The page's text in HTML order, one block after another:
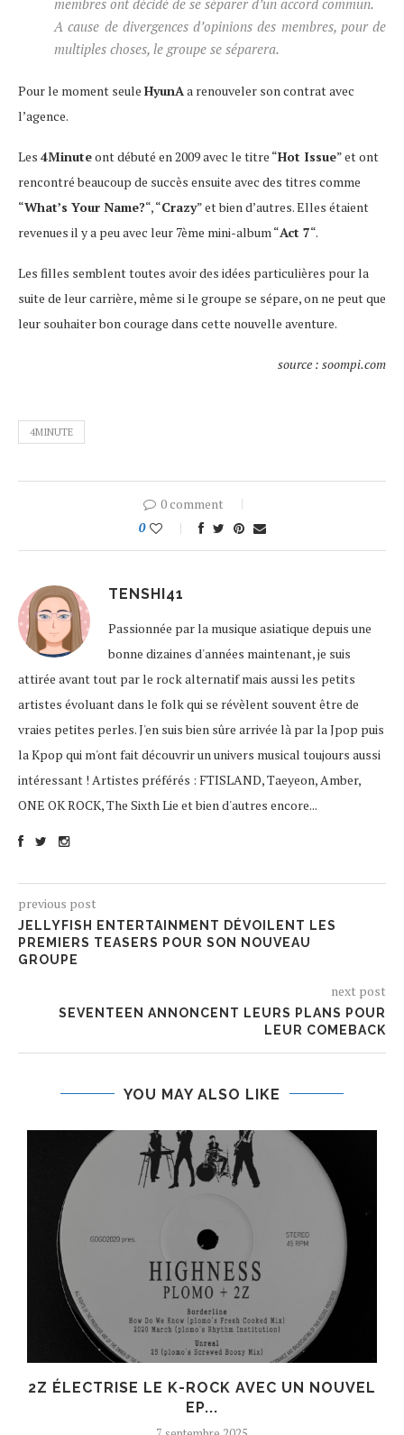
A cause de divergences d’opinions des membres, pour de
multiples choses, le groupe se séparera.
Pour le moment seule HyunA a renouveler son contrat avec
l’agence.
Les 4Minuteont débuté en 2009 avec le titre “Hot Issue” et ont
rencontré beaucoup de succès ensuite avec des titres comme
“What’s Your Name?“, “Crazy” et bien d’autres. Elles étaient
revenues il y a peu avec leur 7ème mini-album “Act 7“.
Les filles semblent toutes avoir des idées particulières pour la
suite de leur carrière, même si le groupe se sépare, on ne peut que
leur souhaiter bon courage dans cette nouvelle aventure.
source : soompi.com
4MINUTE
0 comment
0
TENSHI41
Passionnée par la musique asiatique depuis une
bonne dizaines d'années maintenant, je suis
attirée avant tout par le rock alternatif mais aussi les petits
artistes évoluant dans le folk qui se révèlent souvent être de
vraies petites perles. J'en suis bien sûre arrivée là par la Jpop puis
la Kpop qui m'ont fait découvrir un univers musical toujours aussi
intéressant ! Artistes préférés : FTISLAND, Taeyeon, Amber,
ONE OK ROCK, The Sixth Lie et bien d'autres encore...
previous post
JELLYFISH ENTERTAINMENT DÉVOILENT LES
PREMIERS TEASERS POUR SON NOUVEAU
GROUPE
next post
SEVENTEEN ANNONCENT LEURS PLANS POUR
LEUR COMEBACK
YOU MAY ALSO LIKE
2Z ÉLECTRISE LE K-ROCK AVEC UN NOUVEL
EP...